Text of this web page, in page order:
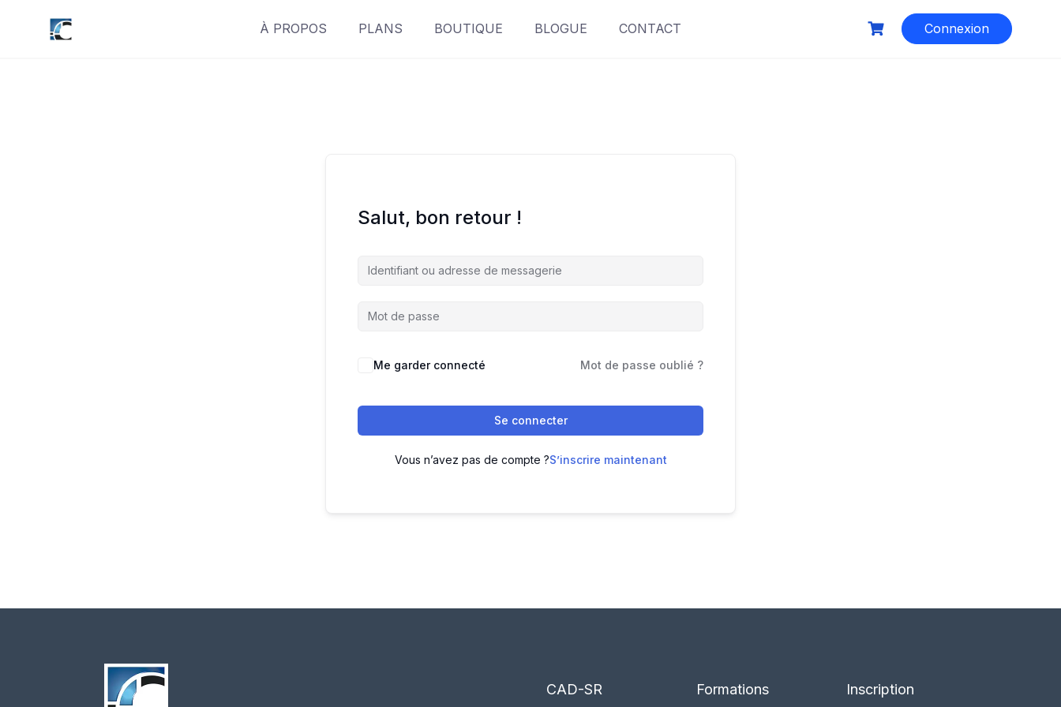
À PROPOS PLANS BOUTIQUE BLOGUE CONTACT Connexion
Salut, bon retour !
Me garder connecté Mot de passe oublié ?
Se connecter
Vous n’avez pas de compte ?S’inscrire maintenant
CAD-SR Formations Inscription